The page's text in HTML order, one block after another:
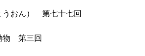
おん） 第七十七回
物 第三回